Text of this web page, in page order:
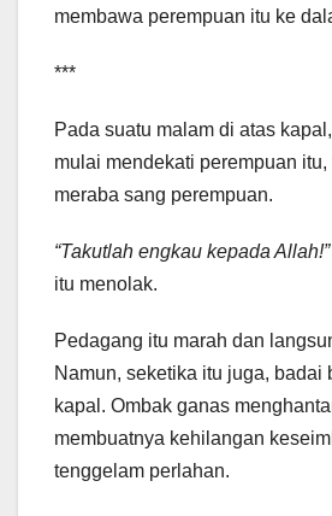
membawa perempuan itu ke
***
Pada suatu malam di atas
mulai mendekati perempuan itu,
meraba sang perempuan.
“Takutlah engkau kepada Allah!”
itu menolak.
Pedagang itu marah dan
Namun, seketika itu juga, badai
kapal. Ombak ganas
membuatnya kehilangan
tenggelam perlahan.